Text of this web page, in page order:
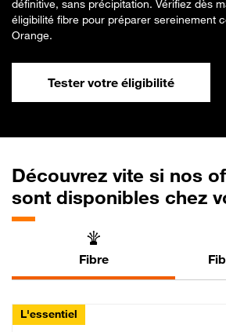
définitive, sans précipitation. Vérifiez dès
éligibilité fibre pour préparer sereinement
Orange.
Tester votre éligibilité
Découvrez vite si nos
sont disponibles chez
Fibre
L'essentiel